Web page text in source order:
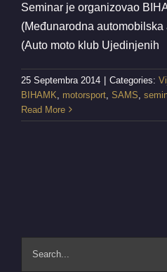
Seminar je organizovao
(Međunarodna
(Auto moto klub Ujedinjenih
25 Septembra 2014 Categories:
BIHAMK
motorsport SAMS
Read More